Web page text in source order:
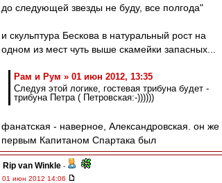
до следующей звезды не буду, все полгода"
и скульптура Бескова в натуральный рост на
одном из мест чуть выше скамейки запасных...
Рам и Рум » 01 июн 2012, 13:35
Следуя этой логике, гостевая трибуна будет -
трибуна Петра ( Петровская:-))))))
фанатская - наверное, Александровская. он же
первым Капитаном Спартака был
Rip van Winkle -
01 июн 2012 14:06